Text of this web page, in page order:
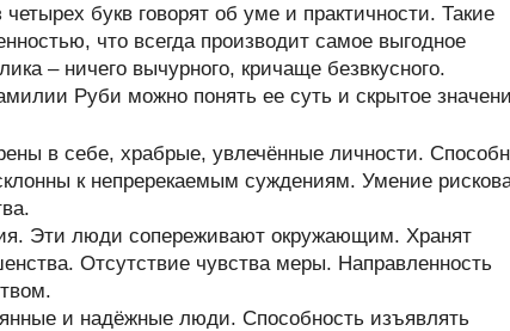
букв говорят об уме и практичности. Такие
что всегда производит самое выгодное
– ничего вычурного, кричаще безвкусного.
Руби можно понять ее суть и скрытое
в себе, храбрые, увлечённые личности.
к непререкаемым суждениям. Умение
Эти люди сопереживают окружающим. Хранят
Отсутствие чувства меры. Направленность
и надёжные люди. Способность изъявлять